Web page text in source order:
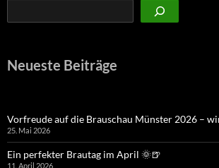
Neueste Beiträge
Vorfreude auf die Brauschau Münster 2026 –
25. Mai 2026
Ein perfekter Brautag im April 🌞🍺
11. April 2026